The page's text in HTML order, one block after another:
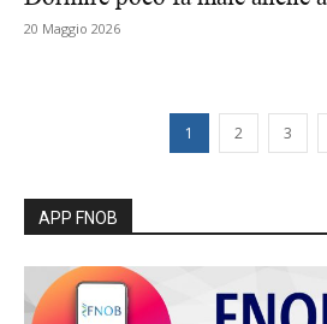
20 Maggio 2026
1 2 3
APP FNOB